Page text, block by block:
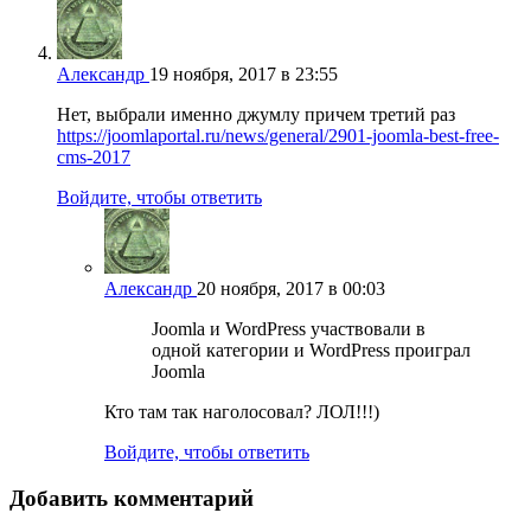
Александр 19 ноября, 2017 в 23:55
Нет, выбрали именно джумлу причем третий раз
https://joomlaportal.ru/news/general/2901-joomla-best-free-
cms-2017
Войдите, чтобы ответить
Александр 20 ноября, 2017 в 00:03
Joomla и WordPress участвовали в
одной категории и WordPress проиграл
Joomla
Кто там так наголосовал? ЛОЛ!!!)
Войдите, чтобы ответить
Добавить комментарий